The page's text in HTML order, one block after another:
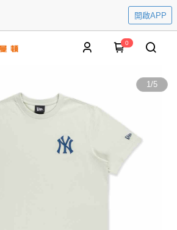
開啟APP
0
1/5